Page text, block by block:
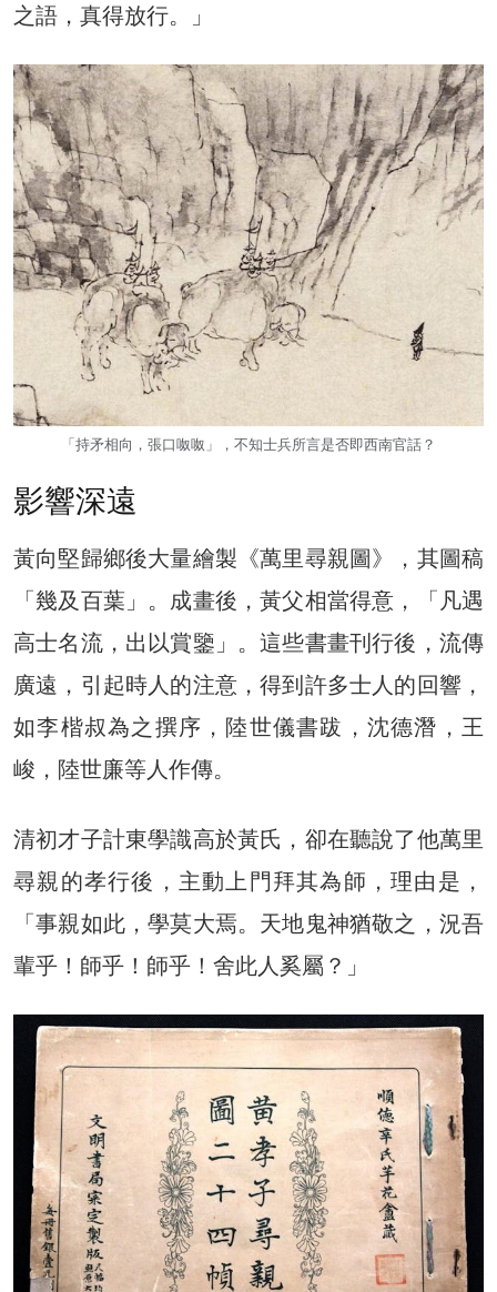
之語，真得放行。」
「持矛相向，張口呶呶」，不知士兵所言是否即西南官話？
影響深遠
黃向堅歸鄉後大量繪製《萬里尋親圖》，其圖稿
「幾及百葉」。成畫後，黃父相當得意，「凡遇
高士名流，出以賞鑒」。這些書畫刊行後，流傳
廣遠，引起時人的注意，得到許多士人的回響，
如李楷叔為之撰序，陸世儀書跋，沈德潛，王
峻，陸世廉等人作傳。
清初才子計東學識高於黃氏，卻在聽說了他萬里
尋親的孝行後，主動上門拜其為師，理由是，
「事親如此，學莫大焉。天地鬼神猶敬之，況吾
輩乎！師乎！師乎！舍此人奚屬？」